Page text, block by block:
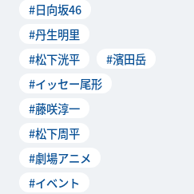
#日向坂46
#丹生明里
#松下洸平
#濱田岳
#イッセー尾形
#藤咲淳一
#松下周平
#劇場アニメ
#イベント